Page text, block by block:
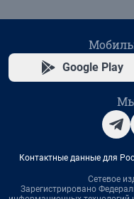
Google Play
Мы
Контактные данные для
Сетевое
Зарегистрировано